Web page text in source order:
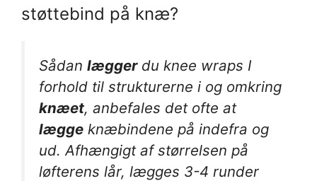
støttebind på knæ?
Sådan læggerdu knee wraps I
forhold til strukturerne i og omkring
knæet, anbefales det ofte at
lægge knæbindene på indefra og
ud. Afhængigt af størrelsen på
løfterens lår, lægges 3-4 runder